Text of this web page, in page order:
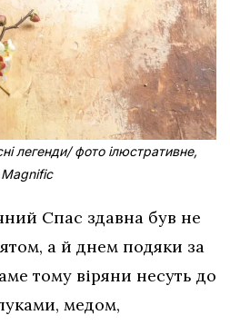
легенди/ фото ілюстративне,
Magnific
Спас здавна був не
а й днем подяки за
тому віряни несуть до
медом,